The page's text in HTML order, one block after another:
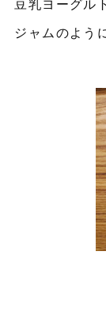
豆乳ヨーグル
ジャムのよう